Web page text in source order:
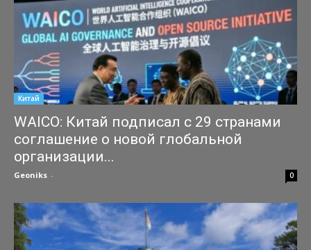
Китай
WAICO: Китай подписал с 29 странами
соглашение о новой глобальной
организации...
Geoniks - 0